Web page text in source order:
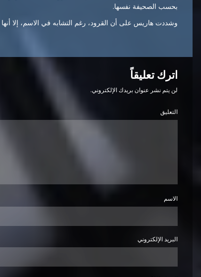
بحسب الصحيفة نفسها.
وشددت هاريس على أن القرود، رغم التشابه في الاسم، إلا
اترك تعليقاً
لن يتم نشر عنوان بريدك الإلكتروني.
التعليق
الاسم
البريد الإلكتروني